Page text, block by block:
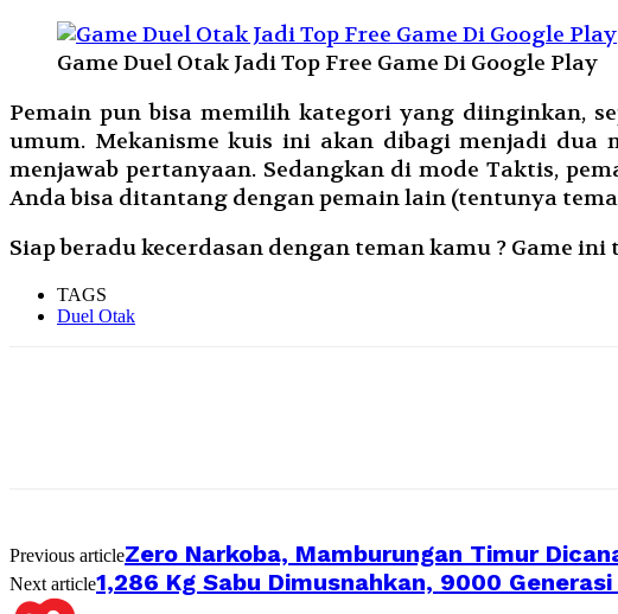
Game Duel Otak Jadi Top Free Game Di Google Play
Pemain pun bisa memilih kategori yang diinginkan,
umum. Mekanisme kuis ini akan dibagi menjadi dua
menjawab pertanyaan. Sedangkan di mode Taktis,
Anda bisa ditantang dengan pemain lain (tentunya
Siap beradu kecerdasan dengan teman kamu ? Game
TAGS
Duel Otak
Previous articleZero Narkoba, Mamburungan Timur
Next article1,286 Kg Sabu Dimusnahkan, 9000